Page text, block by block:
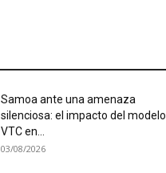
Samoa ante una amenaza
silenciosa: el impacto del modelo
VTC en...
03/08/2026